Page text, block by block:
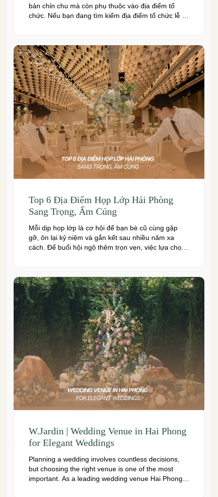
bản chỉn chu mà còn phụ thuộc vào địa điểm tổ
chức. Nếu bạn đang tìm kiếm địa điểm tổ chức lễ kỷ
đừng […]
Top 6 Địa Điểm Họp Lớp Hải Phòng
Sang Trọng, Ấm Cúng
Mỗi dịp họp lớp là cơ hội để bạn bè cũ cùng gặp
gỡ, ôn lại kỷ niệm và gắn kết sau nhiều năm xa
cách. Để buổi hội ngộ thêm trọn vẹn, việc lựa chọn
W.Jardin | Wedding Venue in Hai Phong
for Elegant Weddings
Planning a wedding involves countless decisions,
but choosing the right venue is one of the most
important. As a leading wedding venue Hai Phong,